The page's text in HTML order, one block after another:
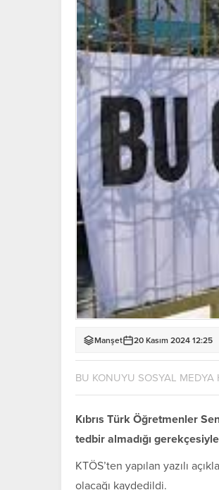
Manşet 20 Kasım 2024 12:25
BU KONUYU SOSYAL
Kıbrıs Türk Öğretmenler
tedbir almadığı
KTÖS’ten yapılan yazılı
olacağı kaydedildi.